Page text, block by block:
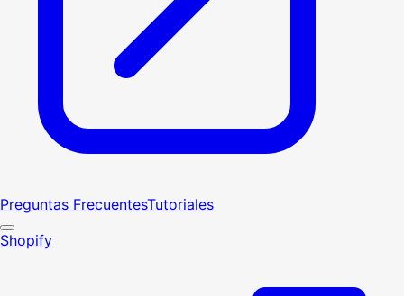
Preguntas FrecuentesTutoriales
Shopify